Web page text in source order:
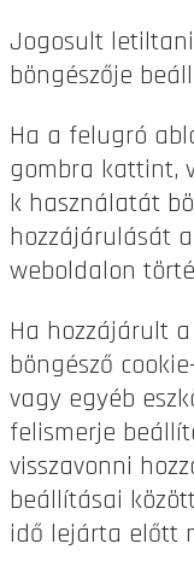
Jogosult
böngészője
Ha a felugró
gombra kattint,
k használatát
hozzájárulását
weboldalon
Ha hozzájárult
böngésző
vagy egyéb
felismerje
visszavonni
beállításai
idő lejárta előtt